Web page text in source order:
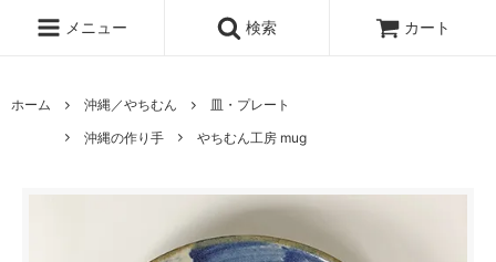
メニュー 検索 カート
ホーム 沖縄／やちむん
皿・プレート
沖縄の作り手
やちむん工房 mug